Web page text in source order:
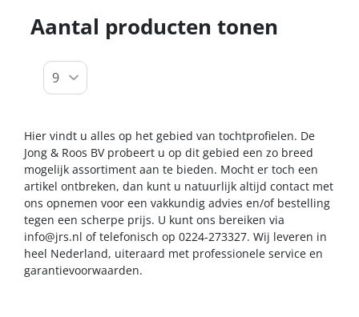
Aantal producten tonen
Hier vindt u alles op het gebied van tochtprofielen. De
Jong & Roos BV probeert u op dit gebied een zo breed
mogelijk assortiment aan te bieden. Mocht er toch een
artikel ontbreken, dan kunt u natuurlijk altijd contact met
ons opnemen voor een vakkundig advies en/of bestelling
tegen een scherpe prijs. U kunt ons bereiken via
info@jrs.nl of telefonisch op 0224-273327. Wij leveren in
heel Nederland, uiteraard met professionele service en
garantievoorwaarden.